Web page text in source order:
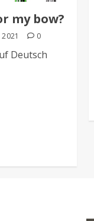
my bow?
2021 0
Deutsch